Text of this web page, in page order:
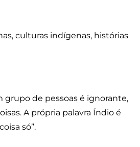
culturas indígenas, histórias
grupo de pessoas é ignorante,
A própria palavra Índio é
só”.